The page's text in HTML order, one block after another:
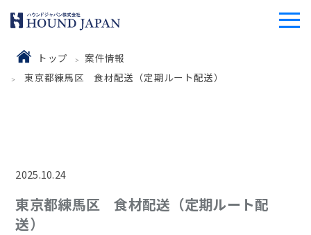
トップ
案件情報
東京都練馬区 食材配送（定期ルート配送）
2025.10.24
東京都練馬区 食材配送（定期ルート配
送）